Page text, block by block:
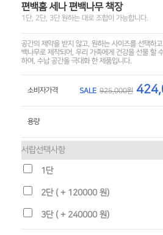
편백홈 세나 편백나무 책장
1단, 2단, 3단 원하는 대로 조합이 가능합니다.
공간의 제약을 받지 않고, 원하는 사이즈를 선택하
백나무로 제작되어, 우리 가족에게 건강을 선물 할
하여, 수납 공간을 극대화 한 제품입니다.
소비자가격 SALE 925,000원
용량
서랍선택사항
1단
2단 ( + 120000 원)
3단 ( + 240000 원)